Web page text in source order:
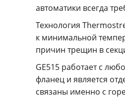
автоматики всегда
Технология
к минимальной
причин трещин в
GE515 работает с
фланец и является
связаны именно с